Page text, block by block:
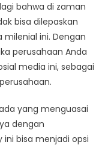
bahwa di zaman
bisa dilepaskan
ini. Dengan
perusahaan Anda
media ini, sebagai
yang menguasai
dengan
bisa menjadi opsi